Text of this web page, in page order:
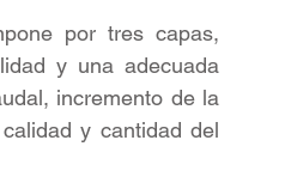
por tres capas,
y una adecuada
incremento de la
y cantidad del